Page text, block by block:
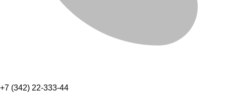
+7 (342) 22-333-44